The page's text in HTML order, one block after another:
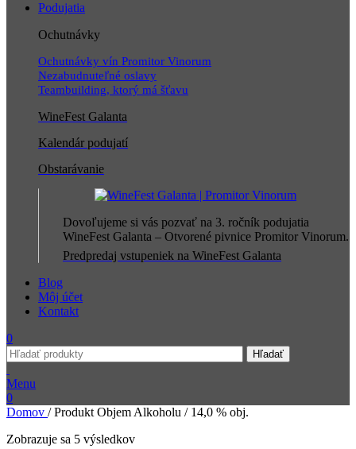
Podujatia
Ochutnávky
Ochutnávky vín Promitor Vinorum
Nezabudnuteľné oslavy
Teambuilding, ktorý má šťavu
WineFest Galanta
Kalendár podujatí
Obstarávanie
Dovoľujeme si vás pozvať na 3. ročník podujatia
WineFest Galanta – Otvorené pivnice Promitor Vinorum.
Predpredaj vstupeniek na WineFest Galanta
Blog
Môj účet
Kontakt
0
Hľadať
Menu
0
Domov / Produkt Objem Alkoholu / 14,0 % obj.
Zobrazuje sa 5 výsledkov